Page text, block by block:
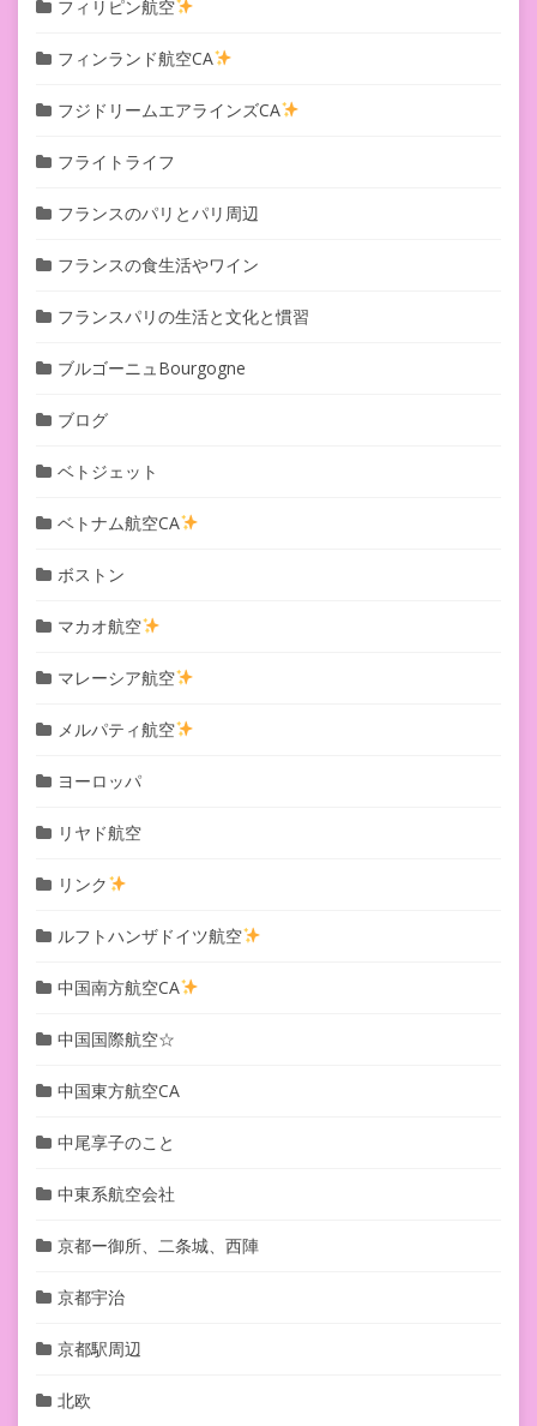
フィリピン航空
フィンランド航空CA
フジドリームエアラインズCA
フライトライフ
フランスのパリとパリ周辺
フランスの食生活やワイン
フランスパリの生活と文化と慣習
ブルゴーニュBourgogne
ブログ
ベトジェット
ベトナム航空CA
ボストン
マカオ航空
マレーシア航空
メルパティ航空
ヨーロッパ
リヤド航空
リンク
ルフトハンザドイツ航空
中国南方航空CA
中国国際航空☆
中国東方航空CA
中尾享子のこと
中東系航空会社
京都ー御所、二条城、西陣
京都宇治
京都駅周辺
北欧